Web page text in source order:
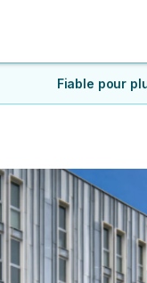
Fiable pour